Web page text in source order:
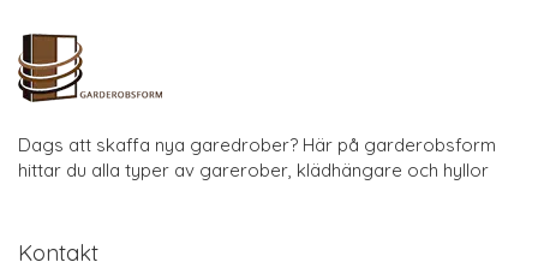
Dags att skaffa nya garedrober? Här på garderobsform
hittar du alla typer av garerober, klädhängare och hyllor
Kontakt